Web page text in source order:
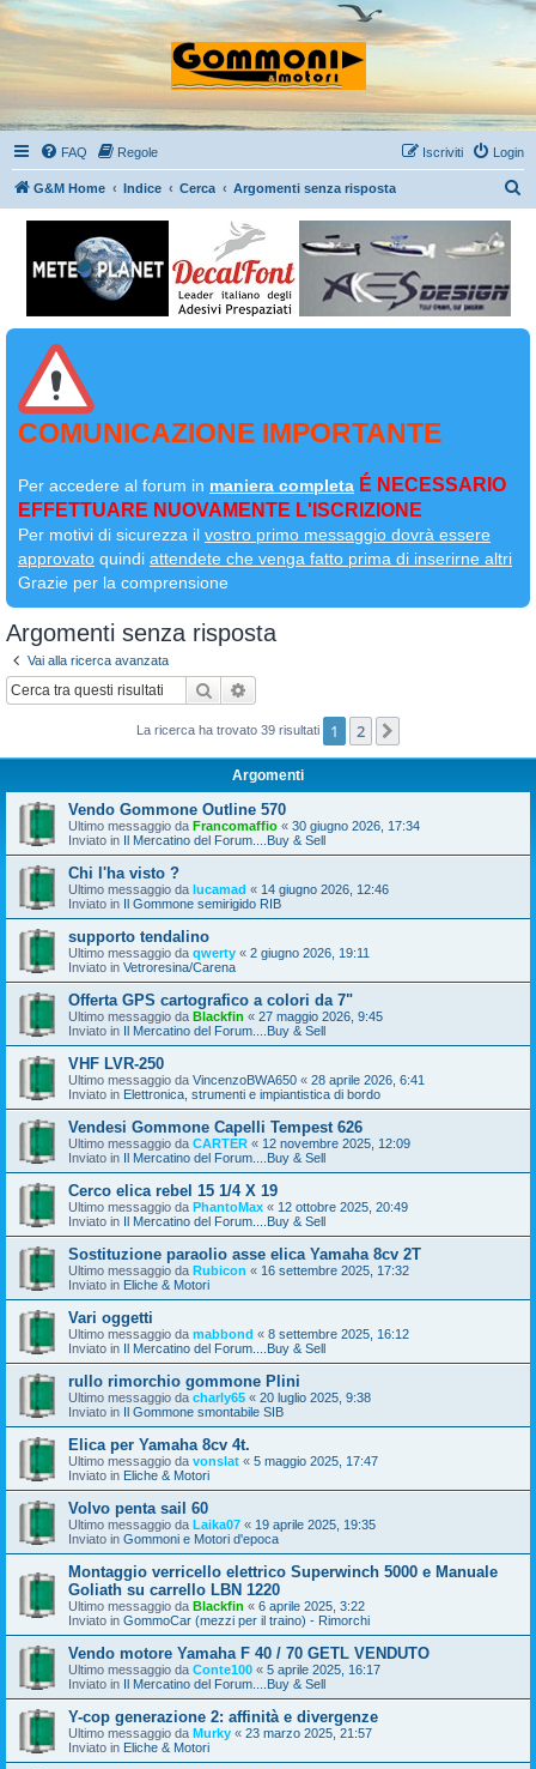
FAQ Regole Login
Iscriviti
G&M Home Indice Cerca Argomenti senza risposta
COMUNICAZIONE IMPORTANTE
Per accedere al forum in maniera completa É NECESSARIO
EFFETTUARE NUOVAMENTE L'ISCRIZIONE
Per motivi di sicurezza il vostro primo messaggio dovrà essere
approvato quindi attendete che venga fatto prima di inserirne altri
Grazie per la comprensione
Argomenti senza risposta
Vai alla ricerca avanzata
Cerca
La ricerca ha trovato 39 risultati 1 2
Argomenti
Vendo Gommone Outline 570
Ultimo messaggio da Francomaffio « 30 giugno 2026, 17:34
Inviato in Il Mercatino del Forum....Buy & Sell
Chi l'ha visto ?
Ultimo messaggio da lucamad « 14 giugno 2026, 12:46
Inviato in Il Gommone semirigido RIB
supporto tendalino
Ultimo messaggio da qwerty « 2 giugno 2026, 19:11
Inviato in Vetroresina/Carena
Offerta GPS cartografico a colori da 7"
Ultimo messaggio da Blackfin « 27 maggio 2026, 9:45
Inviato in Il Mercatino del Forum....Buy & Sell
VHF LVR-250
Ultimo messaggio da VincenzoBWA650 « 28 aprile 2026, 6:41
Inviato in Elettronica, strumenti e impiantistica di bordo
Vendesi Gommone Capelli Tempest 626
Ultimo messaggio da CARTER « 12 novembre 2025, 12:09
Inviato in Il Mercatino del Forum....Buy & Sell
Cerco elica rebel 15 1/4 X 19
Ultimo messaggio da PhantoMax « 12 ottobre 2025, 20:49
Inviato in Il Mercatino del Forum....Buy & Sell
Sostituzione paraolio asse elica Yamaha 8cv 2T
Ultimo messaggio da Rubicon « 16 settembre 2025, 17:32
Inviato in Eliche & Motori
Vari oggetti
Ultimo messaggio da mabbond « 8 settembre 2025, 16:12
Inviato in Il Mercatino del Forum....Buy & Sell
rullo rimorchio gommone Plini
Ultimo messaggio da charly65 « 20 luglio 2025, 9:38
Inviato in Il Gommone smontabile SIB
Elica per Yamaha 8cv 4t.
Ultimo messaggio da vonslat « 5 maggio 2025, 17:47
Inviato in Eliche & Motori
Volvo penta sail 60
Ultimo messaggio da Laika07 « 19 aprile 2025, 19:35
Inviato in Gommoni e Motori d'epoca
Montaggio verricello elettrico Superwinch 5000 e Manuale
Goliath su carrello LBN 1220
Ultimo messaggio da Blackfin « 6 aprile 2025, 3:22
Inviato in GommoCar (mezzi per il traino) - Rimorchi
Vendo motore Yamaha F 40 / 70 GETL VENDUTO
Ultimo messaggio da Conte100 « 5 aprile 2025, 16:17
Inviato in Il Mercatino del Forum....Buy & Sell
Y-cop generazione 2: affinità e divergenze
Ultimo messaggio da Murky « 23 marzo 2025, 21:57
Inviato in Eliche & Motori